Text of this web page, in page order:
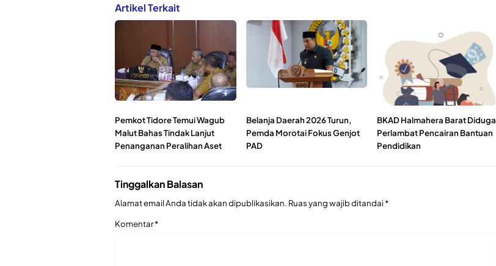
Artikel Terkait
Pemkot Tidore Temui Wagub
Malut Bahas Tindak Lanjut
Penanganan Peralihan Aset
Belanja Daerah 2026 Turun,
Pemda Morotai Fokus Genjot
PAD
BKAD Halmahera Barat Diduga
Perlambat Pencairan Bantuan
Pendidikan
Tinggalkan Balasan
Alamat email Anda tidak akan dipublikasikan. Ruas yang wajib ditandai*
Komentar*